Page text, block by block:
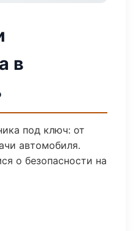
в
под ключ: от
автомобиля.
о безопасности на